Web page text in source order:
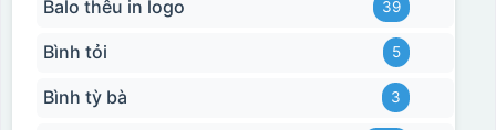
Balo thêu in logo 39
Bình tỏi 5
Bình tỳ bà 3